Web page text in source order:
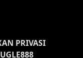
PRIVASI